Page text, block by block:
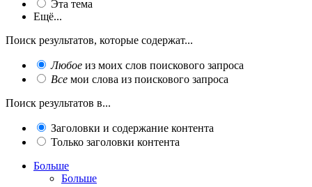
Эта тема
Ещё...
Поиск результатов, которые содержат...
Любое из моих слов поискового запроса
Все мои слова из поискового запроса
Поиск результатов в...
Заголовки и содержание контента
Только заголовки контента
Больше
Больше